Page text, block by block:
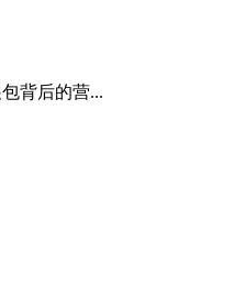
背后的营...